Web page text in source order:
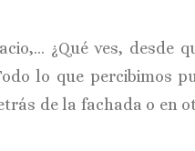
¿Qué ves, desde
lo que percibimos
de la fachada o en